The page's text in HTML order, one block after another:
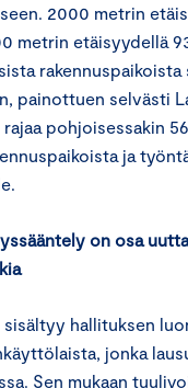
2000 metrin
metrin etäisyydellä
painottuen selvästi
pohjoisessakin
ja
on osa uutta
hallituksen
jonka
Sen mukaan